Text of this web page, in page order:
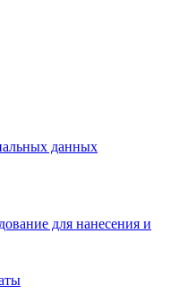
данных
для нанесения и